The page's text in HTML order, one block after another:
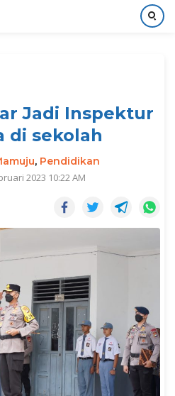
Jadi Inspektur
di sekolah
, Pendidikan
2023 10:22 AM